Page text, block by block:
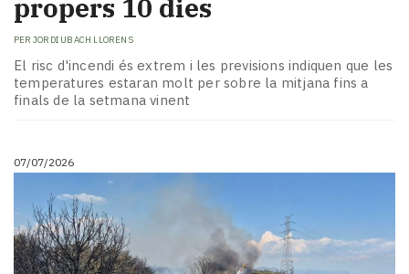
propers 10 dies
PER JORDI UBACH LLORENS
El risc d'incendi és extrem i les previsions indiquen que les
temperatures estaran molt per sobre la mitjana fins a
finals de la setmana vinent
07/07/2026